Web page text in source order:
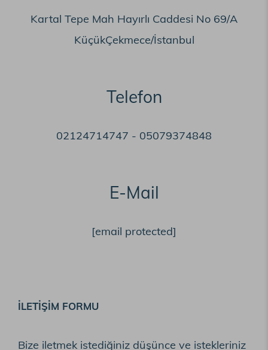
Kartal Tepe Mah Hayırlı Caddesi No 69/A
KüçükÇekmece/İstanbul
Telefon
02124714747 - 05079374848
E-Mail
[email protected]
İLETİŞİM FORMU
Bize iletmek istediğiniz düşünce ve istekleriniz